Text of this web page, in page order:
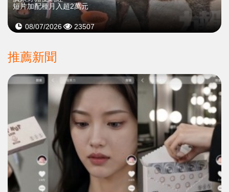
短片加配種月入超2萬元
08/07/2026 23507
推薦新聞